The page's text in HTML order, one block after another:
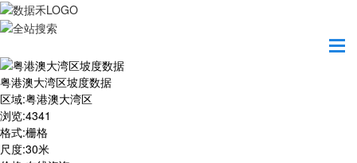
粤港澳大湾区坡度数据
区域:粤港澳大湾区
浏览:4341
格式:栅格
尺度:30米